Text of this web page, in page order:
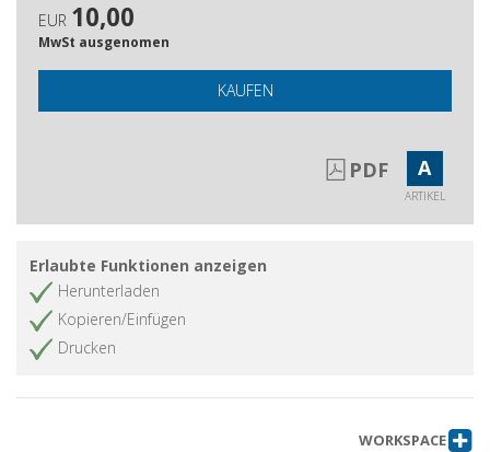
EUR 10,00
MwSt ausgenomen
KAUFEN
PDF A
ARTIKEL
Erlaubte Funktionen anzeigen
Herunterladen
Kopieren/Einfügen
Drucken
WORKSPACE